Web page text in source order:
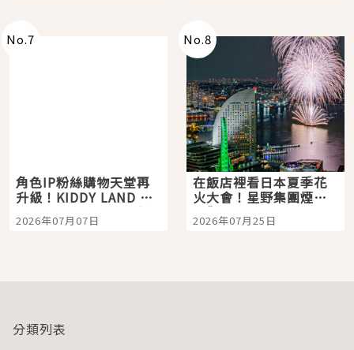
No.7
角色IP粉絲購物天堂再
升級！KIDDY LAND 原
宿店吉伊卡哇迎客，新
開幕 OMOKADO 店3分
2026年07月07日
No.8
在飯店裡看日本夏季花
火大會！星野集團煙火
景觀飯店6選，讓你不用
人擠人悠閒欣賞
2026年07月25日
分類列表